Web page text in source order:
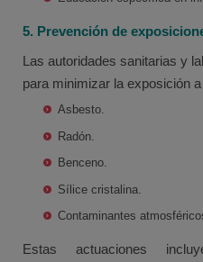
5. Prevención de
Las autoridades sanitarias y
para minimizar la exposición
Asbesto.
Radón.
Benceno.
Sílice cristalina.
Contaminantes
Estas actuaciones